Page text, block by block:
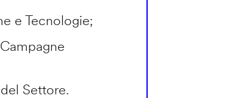
e Tecnologie;
Settore.